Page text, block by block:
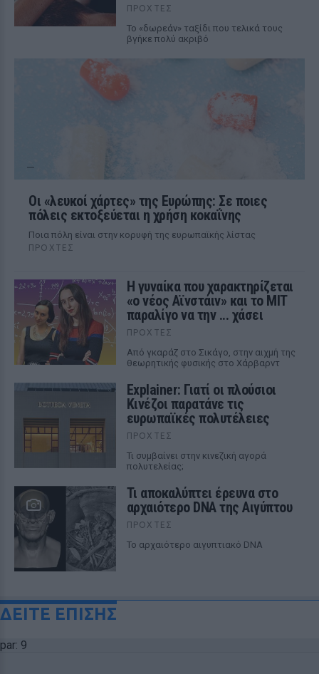
ΠΡΟΧΤΈΣ
Το «δωρεάν» ταξίδι που τελικά τους
βγήκε πολύ ακριβό
Οι «λευκοί χάρτες» της Ευρώπης: Σε ποιες
πόλεις εκτοξεύεται η χρήση κοκαΐνης
Ποια πόλη είναι στην κορυφή της ευρωπαϊκής λίστας
ΠΡΟΧΤΈΣ
Η γυναίκα που χαρακτηρίζεται
«ο νέος Αϊνστάιν» και το MIT
παραλίγο να την ... χάσει
ΠΡΟΧΤΈΣ
Από γκαράζ στο Σικάγο, στην αιχμή της
θεωρητικής φυσικής στο Χάρβαρντ
Explainer: Γιατί οι πλούσιοι
Κινέζοι παρατάνε τις
ευρωπαϊκές πολυτέλειες
ΠΡΟΧΤΈΣ
Τι συμβαίνει στην κινεζική αγορά
πολυτελείας;
Τι αποκαλύπτει έρευνα στο
αρχαιότερο DNA της Αιγύπτου
ΠΡΟΧΤΈΣ
Το αρχαιότερο αιγυπτιακό DNA
ΔΕΙΤΕ ΕΠΙΣΗΣ
par: 9